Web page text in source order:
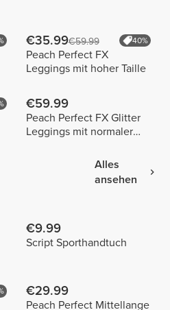
€35.99€59.99 40%
Peach Perfect FX
Leggings mit hoher Taille
€59.99
Peach Perfect FX Glitter
Leggings mit normaler
Alles
ansehen
€9.99
Script Sporthandtuch
€29.99
Peach Perfect Mittellange